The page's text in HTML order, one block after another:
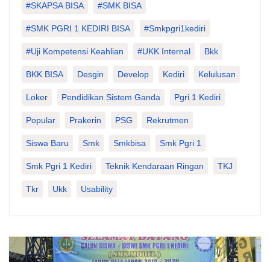
#SKAPSA BISA #SMK BISA
#SMK PGRI 1 KEDIRI BISA #smkpgri1kediri
#Uji Kompetensi Keahlian #UKK Internal Bkk
BKK BISA Desgin Develop Kediri Kelulusan
Loker Pendidikan Sistem Ganda Pgri 1 Kediri
Popular Prakerin PSG Rekrutmen
Siswa Baru Smk Smkbisa Smk Pgri 1
Smk Pgri 1 Kediri Teknik Kendaraan Ringan TKJ
Tkr Ukk Usability